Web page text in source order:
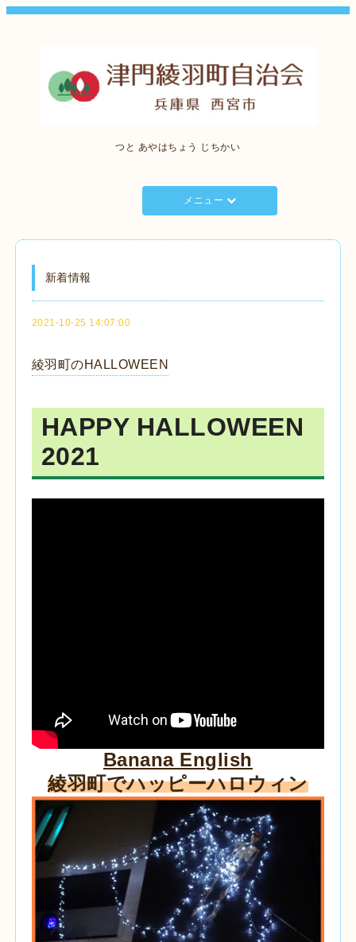
つと あやはちょう じちかい
メニュー
新着情報
2021-10-25 14:07:00
綾羽町のHALLOWEEN
HAPPY HALLOWEEN
2021
Banana English
綾羽町でハッピーハロウィン